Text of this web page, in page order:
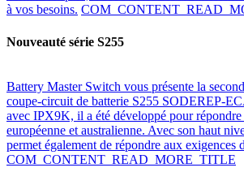
à vos besoins.
Nouveauté série S255
Battery Master Switch vous présente la
coupe-circuit de batterie S255 SODEREP-
avec IPX9K, il a été développé pour
européenne et australienne. Avec son haut
permet également de répondre aux exigences
COM_CONTENT_READ_MORE_TITLE